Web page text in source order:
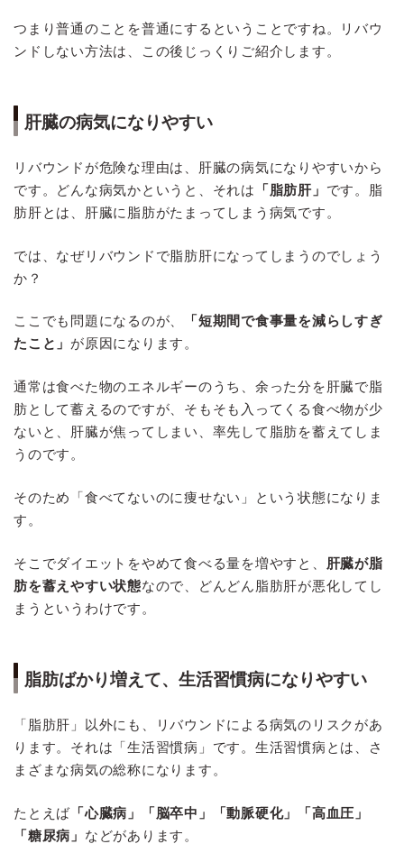
つまり普通のことを普通にするということですね。リバウ
ンドしない方法は、この後じっくりご紹介します。
肝臓の病気になりやすい
リバウンドが危険な理由は、肝臓の病気になりやすいから
です。どんな病気かというと、それは
「脂肪肝」 です。脂
肪肝とは、肝臓に脂肪がたまってしまう病気です。
では、なぜリバウンドで脂肪肝になってしまうのでしょう
か？
ここでも問題になるのが、
「短期間で食事量を減らしすぎ
たこと」 が原因になります。
通常は食べた物のエネルギーのうち、余った分を肝臓で脂
肪として蓄えるのですが、そもそも入ってくる食べ物が少
ないと、肝臓が焦ってしまい、率先して脂肪を蓄えてしま
うのです。
そのため「食べてないのに痩せない」という状態になりま
す。
そこでダイエットをやめて食べる量を増やすと、 肝臓が脂
肪を蓄えやすい状態なので、どんどん脂肪肝が悪化してし
まうというわけです。
脂肪ばかり増えて、生活習慣病になりやすい
「脂肪肝」以外にも、リバウンドによる病気のリスクがあ
ります。それは「生活習慣病」です。生活習慣病とは、さ
まざまな病気の総称になります。
たとえば 「心臓病」「脳卒中」「動脈硬化」「高血圧」
「糖尿病」 などがあります。